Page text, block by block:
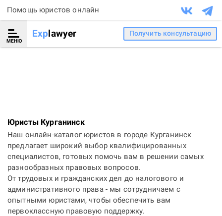
Помощь юристов онлайн
МЕНЮ
Explawyer Получить консультацию
Юристы Курганинск
Наш онлайн-каталог юристов в городе Курганинск
предлагает широкий выбор квалифицированных
специалистов, готовых помочь вам в решении самых
разнообразных правовых вопросов.
От трудовых и гражданских дел до налогового и
административного права - мы сотрудничаем с
опытными юристами, чтобы обеспечить вам
первоклассную правовую поддержку.